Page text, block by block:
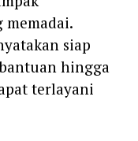
siap
hingga
terlayani